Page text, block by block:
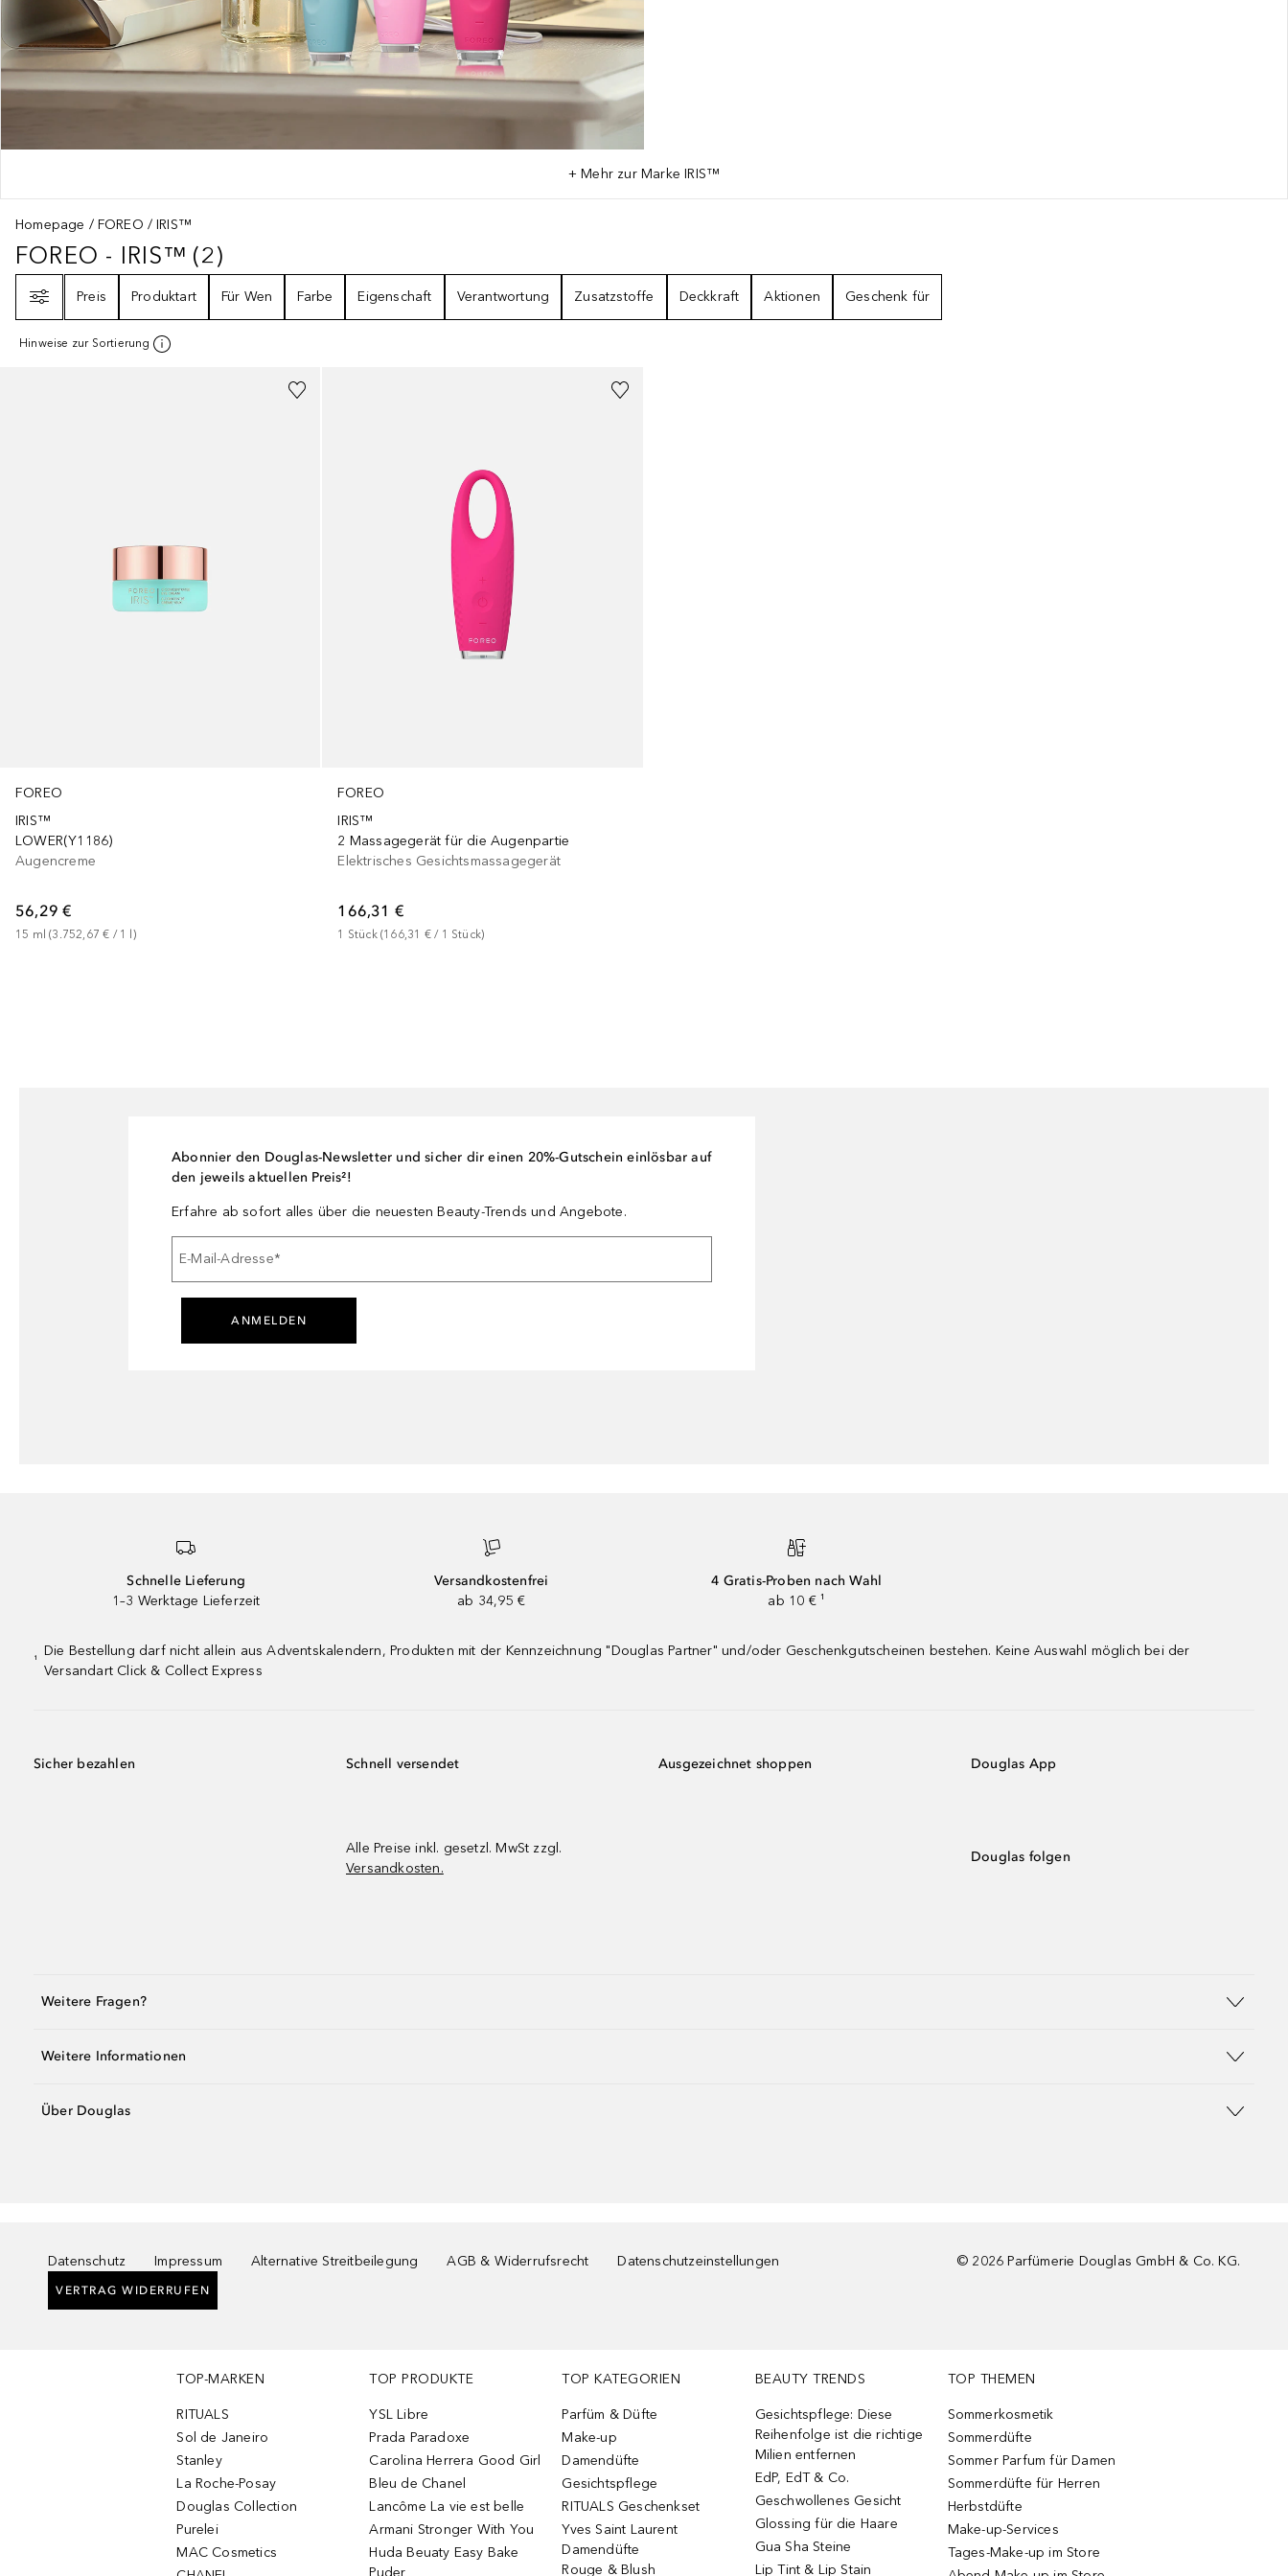
+ Mehr zur Marke IRIS™
Homepage FOREO IRIS™
FOREO - IRIS™2ERGEBNISSE
FOREO - IRIS™ (2)
Preis
Produktart Für Wen Farbe Eigenschaft Verantwortung Zusatzstoffe Deckkraft Aktionen Geschenk für
Hinweise zur Sortierung
FOREO
IRIS™
LOWER(Y1186)
Augencreme
56,29 €
15 ml (3.752,67 € / 1 l)
FOREO
IRIS™
2 Massagegerät für die Augenpartie
Elektrisches Gesichtsmassagegerät
166,31 €
1 Stück (166,31 € / 1 Stück)
Abonnier den Douglas-Newsletter und sicher dir einen 20%-Gutschein einlösbar auf
den jeweils aktuellen Preis²!
Erfahre ab sofort alles über die neuesten Beauty-Trends und Angebote.
E-Mail-Adresse*
ANMELDEN
Schnelle Lieferung
1–3 Werktage Lieferzeit
Versandkostenfrei
ab 34,95 €
4 Gratis-Proben nach Wahl
ab 10 € ¹
¹
Die Bestellung darf nicht allein aus Adventskalendern, Produkten mit der Kennzeichnung "Douglas Partner" und/oder Geschenkgutscheinen bestehen. Keine Auswahl möglich bei der
Versandart Click & Collect Express
Sicher bezahlen Schnell versendet
Alle Preise inkl. gesetzl. MwSt zzgl.
Versandkosten.
Ausgezeichnet shoppen Douglas App
Douglas folgen
Weitere Fragen?
Weitere Informationen
Über Douglas
Datenschutz Impressum Alternative Streitbeilegung AGB & Widerrufsrecht Datenschutzeinstellungen
VERTRAG WIDERRUFEN
© 2026 Parfümerie Douglas GmbH & Co. KG.
TOP-MARKEN
RITUALS
Sol de Janeiro
Stanley
La Roche-Posay
Douglas Collection
Purelei
MAC Cosmetics
TOP PRODUKTE
YSL Libre
Prada Paradoxe
Carolina Herrera Good Girl
Bleu de Chanel
Lancôme La vie est belle
Armani Stronger With You
Huda Beuaty Easy Bake
Puder
TOP KATEGORIEN
Parfüm & Düfte
Make-up
Damendüfte
Gesichtspflege
RITUALS Geschenkset
Yves Saint Laurent
Damendüfte
Rouge & Blush
BEAUTY TRENDS
Gesichtspflege: Diese
Reihenfolge ist die richtige
Milien entfernen
EdP, EdT & Co.
Geschwollenes Gesicht
Glossing für die Haare
Gua Sha Steine
Lip Tint & Lip Stain
TOP THEMEN
Sommerkosmetik
Sommerdüfte
Sommer Parfum für Damen
Sommerdüfte für Herren
Herbstdüfte
Make-up-Services
Tages-Make-up im Store